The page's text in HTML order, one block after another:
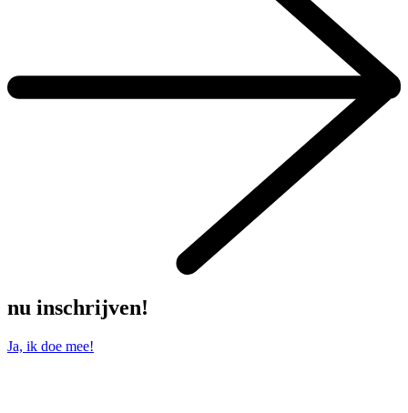
nu inschrijven!
Ja, ik doe mee!